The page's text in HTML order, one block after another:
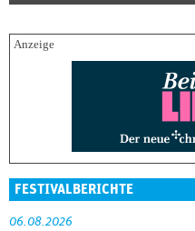
FESTIVALBERICHTE
06.08.2026